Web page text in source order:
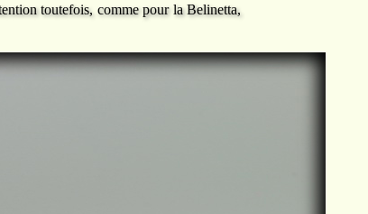
toutefois, comme pour la Belinetta,